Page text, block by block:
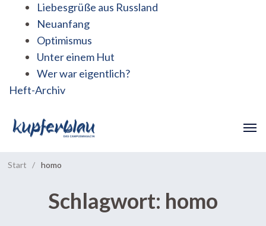
Liebesgrüße aus Russland
Neuanfang
Optimismus
Unter einem Hut
Wer war eigentlich?
Heft-Archiv
Start / homo
Schlagwort: homo